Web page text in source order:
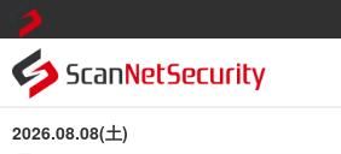
2026.08.08(土)